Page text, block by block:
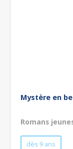
Mystère en
Romans
dès 9 ans